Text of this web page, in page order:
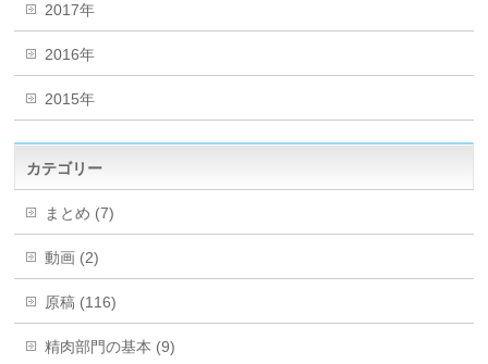
2017年
2016年
2015年
カテゴリー
まとめ (7)
動画 (2)
原稿 (116)
精肉部門の基本 (9)